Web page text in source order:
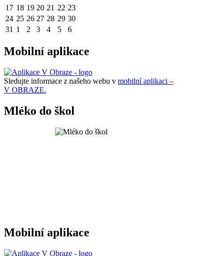
17 18 19 20 21 22 23
24 25 26 27 28 29 30
31 1 2 3 4 5 6
Mobilní aplikace
Sledujte informace z našeho webu v mobilní aplikaci –
V OBRAZE.
Mléko do škol
Mobilní aplikace